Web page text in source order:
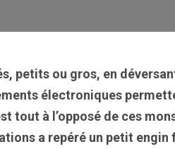
petits ou gros, en
électroniques
tout à l’opposé de ces
a repéré un petit